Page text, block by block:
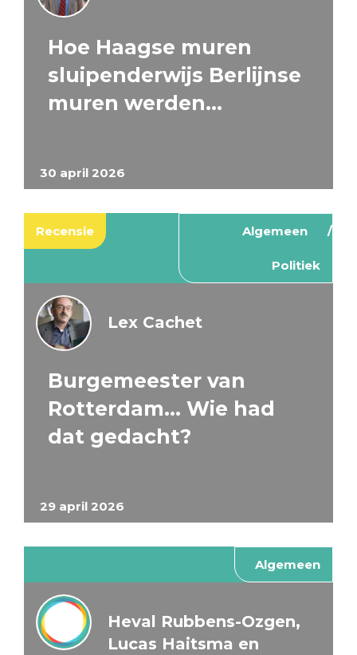
30 april 2026
Hoe Haagse muren
sluipenderwijs Berlijnse
muren werden…
Recensie Algemeen
Politiek
29 april 2026
Lex Cachet
Burgemeester van
Rotterdam… Wie had
dat gedacht?
Algemeen
Heval Rubbens-Ozgen,
Lucas Haitsma en